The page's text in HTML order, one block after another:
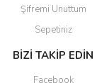
Şifremi Unuttum
Sepetiniz
BİZİ TAKİP EDİN
Facebook